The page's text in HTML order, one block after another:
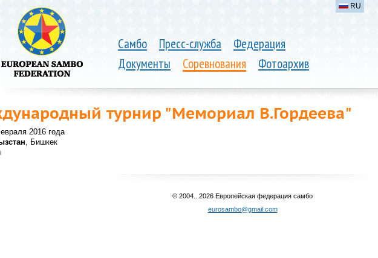
Самбо Пресс-служба
Федерация
Документы
Соревнования Фотоархив
RU
турнир "Мемориал В.Гордеева"
2016 года
, Бишкек
© 2004...2026 Европейская федерация самбо
eurosambo@gmail.com